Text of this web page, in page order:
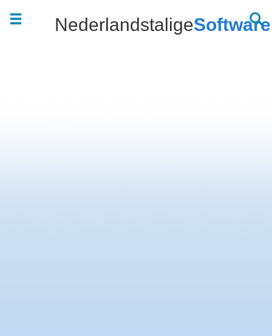
NederlandstaligeSoftware